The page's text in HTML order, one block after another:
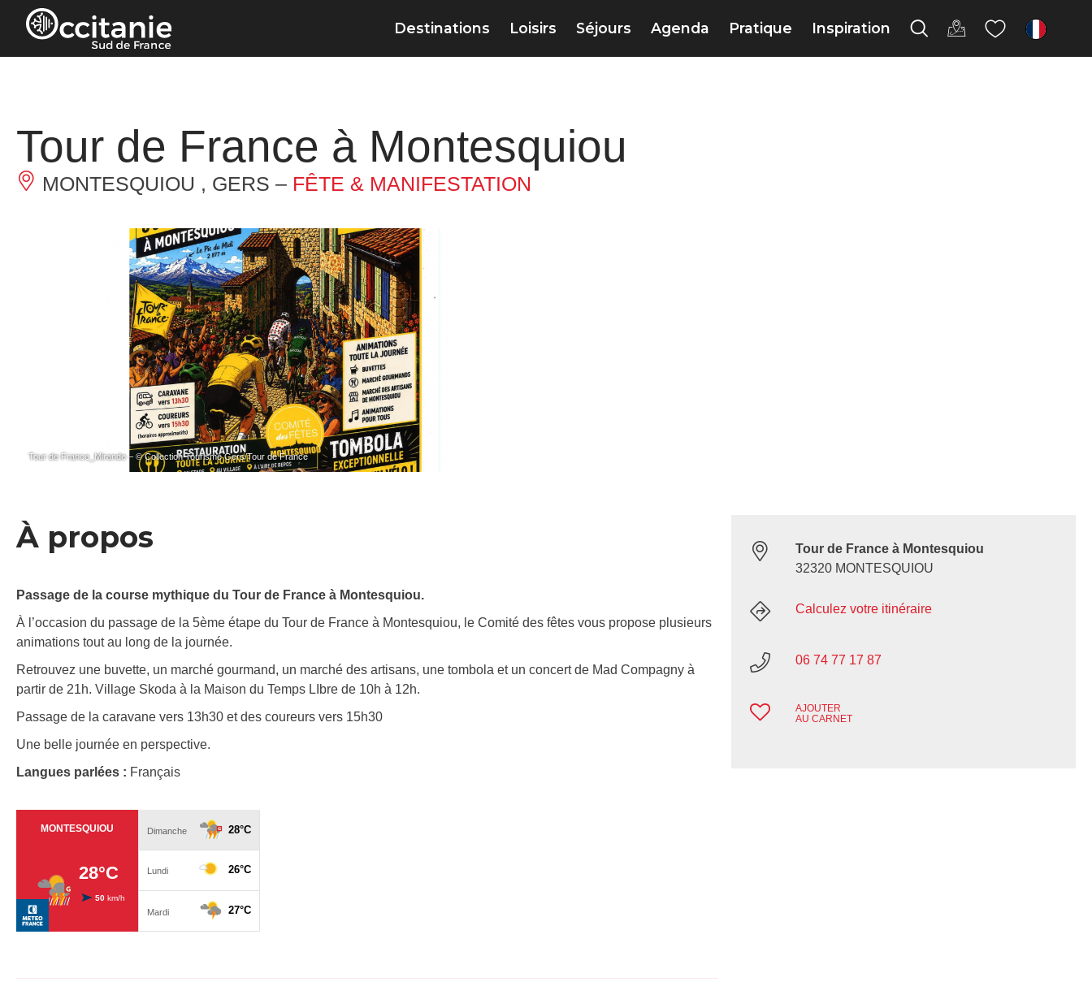
Panneau de gestion des cookies
Destinations Loisirs Séjours Agenda Pratique Inspiration fr
Tour de France à Montesquiou
MONTESQUIOU , GERS – FÊTE & MANIFESTATION
Tour de France_Mirande – © Collection Tourisme Gers/Tour de France
À propos
Passage de la course mythique du Tour de France à Montesquiou.
À l’occasion du passage de la 5ème étape du Tour de France à Montesquiou, le Comité des fêtes vous propose plusieurs
animations tout au long de la journée.
Retrouvez une buvette, un marché gourmand, un marché des artisans, une tombola et un concert de Mad Compagny à
partir de 21h. Village Skoda à la Maison du Temps LIbre de 10h à 12h.
Passage de la caravane vers 13h30 et des coureurs vers 15h30
Une belle journée en perspective.
Langues parlées : Français
Tour de France à Montesquiou
32320 MONTESQUIOU
Calculez votre itinéraire
06 74 77 17 87
AJOUTER
AU CARNET